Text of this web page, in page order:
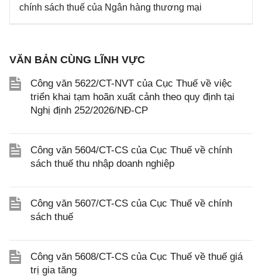
chính sách thuế của Ngân hàng thương mại
VĂN BẢN CÙNG LĨNH VỰC
Công văn 5622/CT-NVT của Cục Thuế về việc
triển khai tạm hoãn xuất cảnh theo quy định tại
Nghị định 252/2026/NĐ-CP
Công văn 5604/CT-CS của Cục Thuế về chính
sách thuế thu nhập doanh nghiệp
Công văn 5607/CT-CS của Cục Thuế về chính
sách thuế
Công văn 5608/CT-CS của Cục Thuế về thuế giá
trị gia tăng